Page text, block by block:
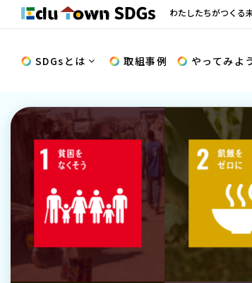
わたしたちがつくる
SDGsとは 取組事例 やってみよ